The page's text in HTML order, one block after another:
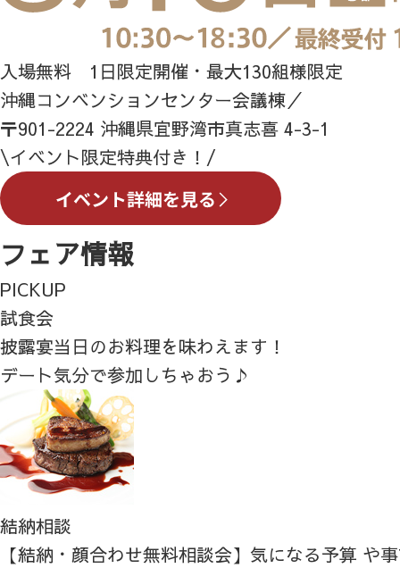
入場無料 1日限定開催・最大130組様限定
沖縄コンベンションセンター会議棟／
〒901-2224 沖縄県宜野湾市真志喜 4-3-1
\イベント限定特典付き！/
フェア情報
PICKUP
試食会
披露宴当日のお料理を味わえます！
デート気分で参加しちゃおう♪
結納相談
【結納・顔合わせ無料相談会】気になる予算 や